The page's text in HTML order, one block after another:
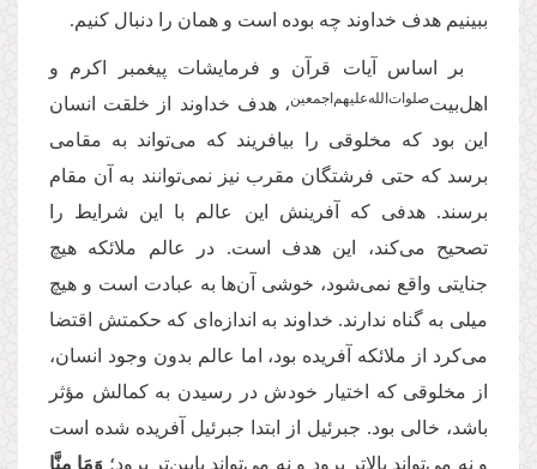
ببینیم هدف خداوند چه بوده است و همان را دنبال کنیم.
بر اساس آیات قرآن و فرمایشات پیغمبر اکرم و
اهل‌بیت‌صلوات‌الله‌علیهم‌اجمعین، هدف خداوند از خلقت انسان
این بود که مخلوقی را بیافریند که می‌تواند به مقامی
برسد که حتی فرشتگان مقرب نیز نمی‌توانند به آن مقام
برسند. هدفی که آفرینش این عالم با این شرایط را
تصحیح می‌کند، این هدف است. در عالم ملائکه هیچ
جنایتی واقع نمی‌شود، خوشی آن‌ها به عبادت است و هیچ
میلی به گناه ندارند. خداوند به اندازه‌ای که حکمتش اقتضا
می‌کرد از ملائکه آفریده بود، اما عالم بدون وجود انسان،
از مخلوقی که اختیار خودش در رسیدن به کمالش مؤثر
باشد، خالی بود. جبرئیل از ابتدا جبرئیل آفریده شده است
و نه می‌تواند بالاتر برود و نه می‌تواند پایین‌تر برود؛ وَمَا مِنَّا